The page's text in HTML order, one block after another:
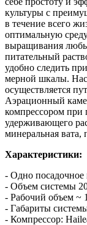
культуры с
в течение всего
оптимальную
выращивания
питательный
удобно следить
мерной шкалы.
осуществляется
Аэрационный
компрессором при
удерживающего
минеральная вата,
Характеристики:
- Одно посадочное
- Объем системы
- Рабочий объем ~
- Габариты
- Компрессор: